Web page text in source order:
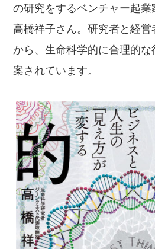
の研究をするベンチャー起
高橋祥子さん。研究者と経
から、生命科学的に合理的
案されています。